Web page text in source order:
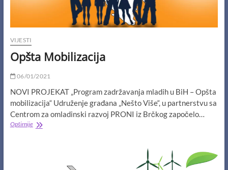
VIJESTI
Opšta Mobilizacija
06/01/2021
NOVI PROJEKAT „Program zadržavanja mladih u BiH – Opšta
mobilizacija“ Udruženje građana „Nešto Više“, u partnerstvu sa
Centrom za omladinski razvoj PRONI iz Brčkog započelo…
OpširnijeOpšta